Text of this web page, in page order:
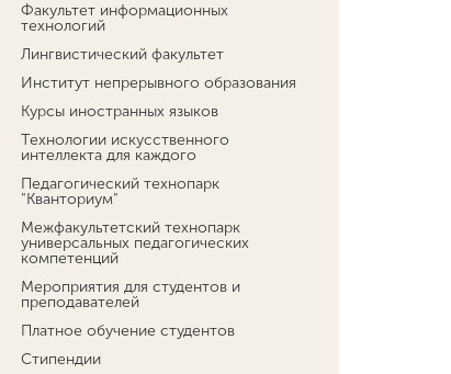
Факультет информационных
технологий
Лингвистический факультет
Институт непрерывного образования
Курсы иностранных языков
Технологии искусственного
интеллекта для каждого
Педагогический технопарк
"Кванториум"
Межфакультетский технопарк
универсальных педагогических
компетенций
Мероприятия для студентов и
преподавателей
Платное обучение студентов
Стипендии